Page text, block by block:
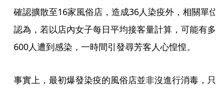
確認擴散至16家風俗店，造成36人染疫外，相關單位
認為，若以店內女子每日平均接客量計算，可能有多
600人遭到感染，一時間引發尋芳客人心惶惶。
事實上，最初爆發染疫的風俗店並非沒進行消毒，只